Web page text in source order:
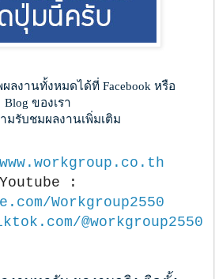
ลงานทั้งหมดได้ที่ Facebook หรือ
Blog ของเรา
มรับชมผลงานเพิ่มเติม
www.workgroup.co.th
Youtube :
Workgroup2550
@workgroup2550